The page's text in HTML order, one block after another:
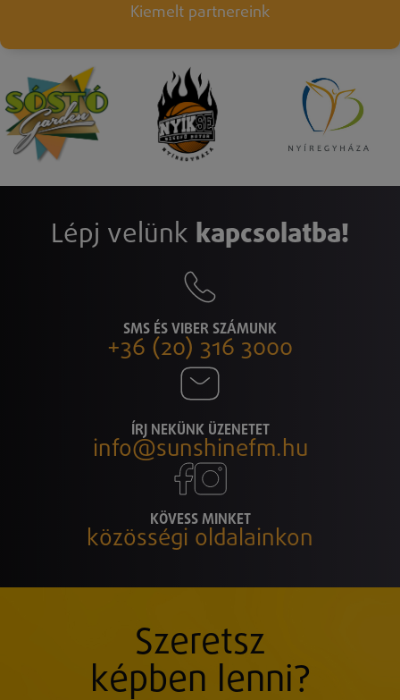
Kiemelt partnereink
Lépj velünk kapcsolatba!
SMS ÉS VIBER SZÁMUNK
+36 (20) 316 3000
ÍRJ NEKÜNK ÜZENETET
info@sunshinefm.hu
KÖVESS MINKET
közösségi oldalainkon
Szeretsz
képben lenni?